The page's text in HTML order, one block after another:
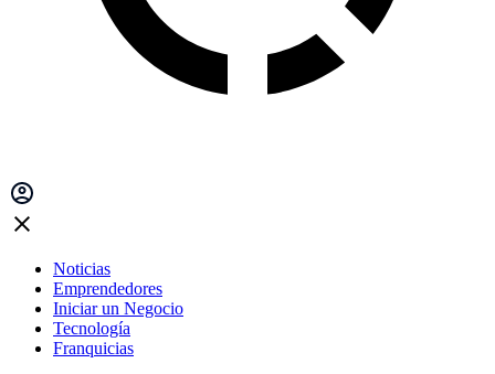
Noticias
Emprendedores
Iniciar un Negocio
Tecnología
Franquicias